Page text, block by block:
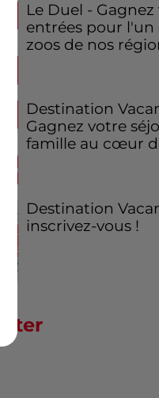
Le Duel - Gagnez
entrées pour l'un
zoos de nos
Destination
Gagnez votre
famille au cœur
Destination
inscrivez-vous !